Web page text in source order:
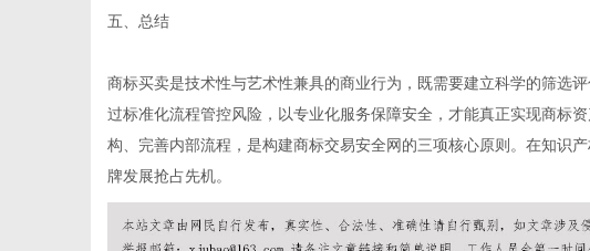
五、总结
商标买卖是技术性与艺术性兼具的商业行为，既需要建立科学的筛选
过标准化流程管控风险，以专业化服务保障安全，才能真正实现商标
构、完善内部流程，是构建商标交易安全网的三项核心原则。在知识
牌发展抢占先机。